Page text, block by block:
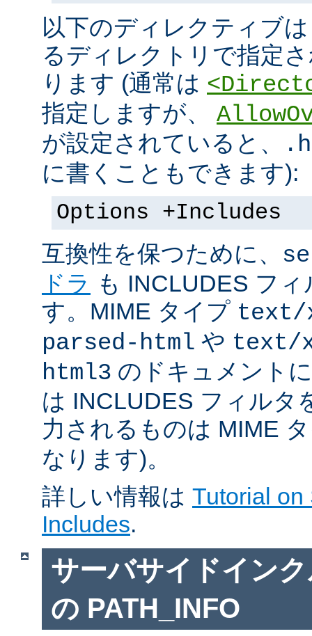
以下のディレクティブ
るディレクトリで指定
ります (通常は
指定しますが、
が設定されていると、
に書くこともできます):
Options +Includes
互換性を保つために、
ドラ も INCLUDES フ
す。MIME タイプ text/
parsed-html や text/
html3 のドキュメント
は INCLUDES フィルタ
力されるものは MIME
なります)。
詳しい情報は Tutorial on
Includes.
サーバサイドイン
の PATH_INFO